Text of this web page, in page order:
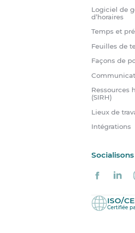
Logiciel de
d’horaires
Temps et
Feuilles de
Façons de
Ressources
(SIRH)
Lieux de
Intégrations
Socialisons
ISO/
Certifiée